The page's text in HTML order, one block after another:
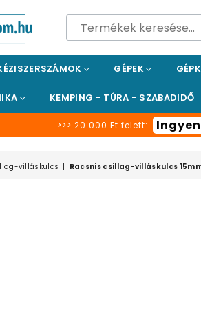
GÉPEK
KEMPING - TÚRA - SZABADIDŐ
>>> 20.000 Ft felett:
villáskulcs | Racsnis csillag-villáskulcs